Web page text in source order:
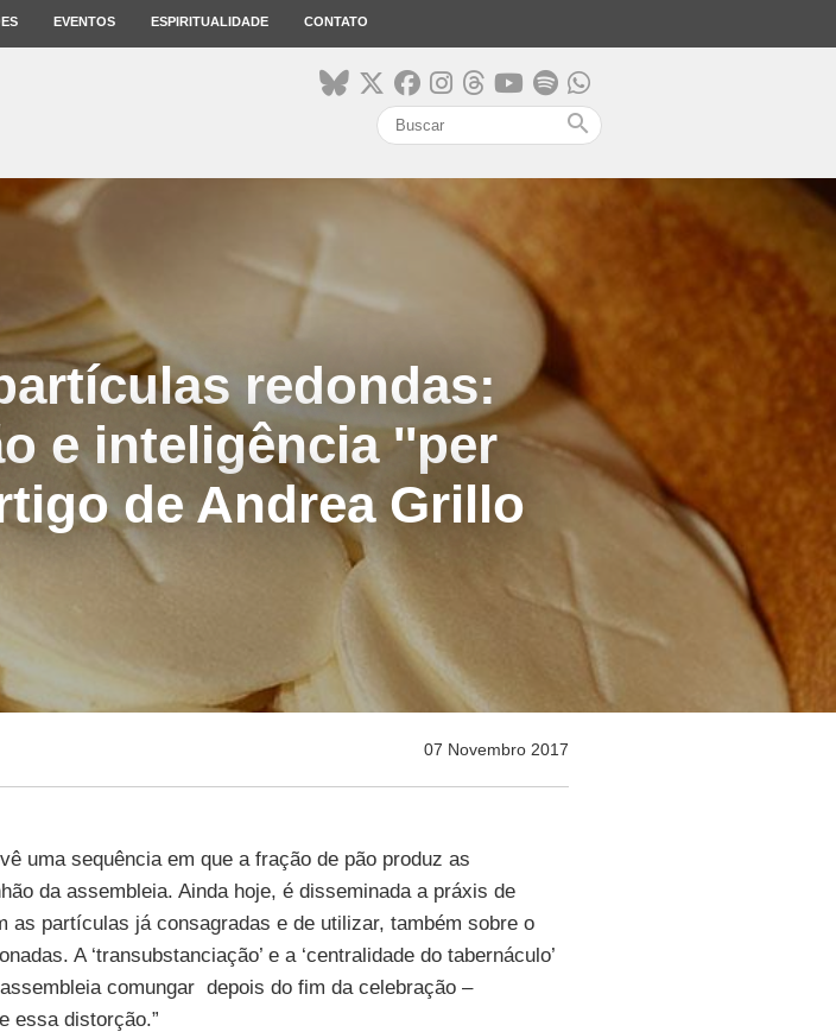
EVENTOS ESPIRITUALIDADE CONTATO
search
redondas:
e inteligência ''per
de Andrea Grillo
07 Novembro 2017
uma sequência em que a fração de pão produz as
da assembleia. Ainda hoje, é disseminada a práxis de
as partículas já consagradas e de utilizar, também sobre o
A ‘transubstanciação’ e a ‘centralidade do tabernáculo’
comungar depois do fim da celebração –
essa distorção.”